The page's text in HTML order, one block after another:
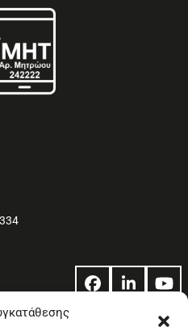
Facebook
LinkedIn